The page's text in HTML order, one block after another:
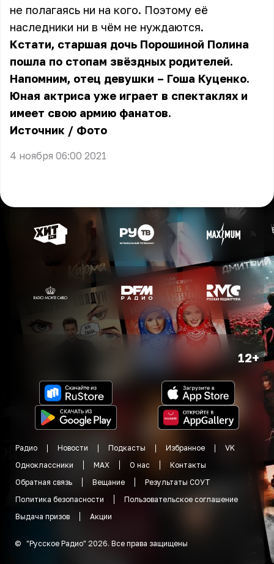
не полагаясь ни на кого. Поэтому её
наследники ни в чём не нуждаются.
Кстати, старшая дочь Порошиной Полина
пошла по стопам звёздных родителей.
Напомним, отец девушки – Гоша Куценко.
Юная актриса уже играет в спектаклях и
имеет свою армию фанатов.
Источник / Фото
4 ноября 06:00 2021
12+
Радио Новости Подкасты Избранное
VK
Одноклассники
MAX О нас
Контакты
Обратная связь
Вещание
Результаты СОУТ
Политика безопасности
Пользовательское соглашение
Выдача призов
Акции
© "Русское Радио" 2026. Все права защищены